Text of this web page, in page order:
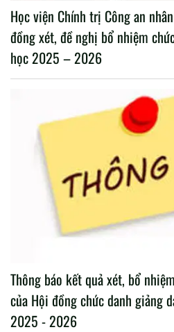
Học viện Chính trị Công an
đồng xét, đề nghị bổ nhiệm
học 2025 – 2026
Thông báo kết quả xét, bổ
của Hội đồng chức danh giảng
2025 - 2026